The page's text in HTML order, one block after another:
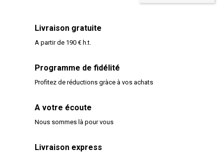
Livraison gratuite
A partir de 190 € h.t.
Programme de fidélité
Profitez de réductions gràce à vos achats
A votre écoute
Nous sommes là pour vous
Livraison express